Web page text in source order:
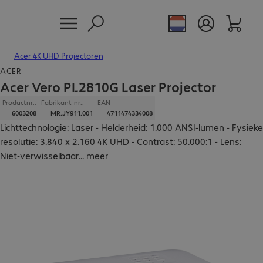
Acer 4K UHD Projectoren
ACER
Acer Vero PL2810G Laser Projector
Productnr.:
6003208
Fabrikant-nr.:
MR.JY911.001
EAN
4711474334008
Lichttechnologie: Laser - Helderheid: 1.000 ANSI-lumen - Fysieke
resolutie: 3.840 x 2.160 4K UHD - Contrast: 50.000:1 - Lens:
Niet-verwisselbaar... meer